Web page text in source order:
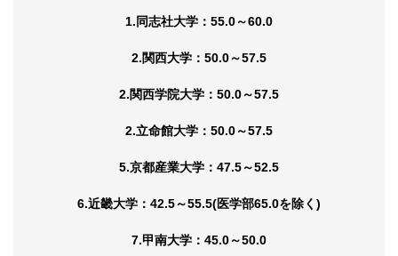
1.同志社大学：55.0～60.0
2.関西大学：50.0～57.5
2.関西学院大学：50.0～57.5
2.立命館大学：50.0～57.5
5.京都産業大学：47.5～52.5
6.近畿大学：42.5～55.5(医学部65.0を除く)
7.甲南大学：45.0～50.0